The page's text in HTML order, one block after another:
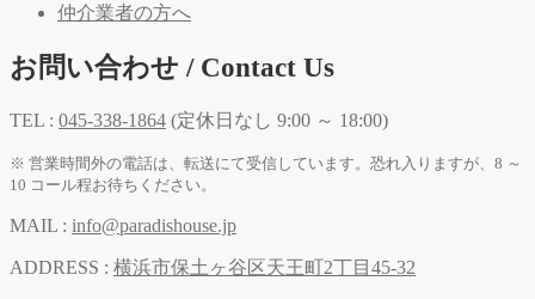
仲介業者の方へ
お問い合わせ / Contact Us
TEL : 045-338-1864 (定休日なし 9:00 ～ 18:00)
※ 営業時間外の電話は、転送にて受信しています。恐れ入りますが、8 ～
10 コール程お待ちください。
MAIL : info@paradishouse.jp
ADDRESS : 横浜市保土ヶ谷区天王町2丁目45-32